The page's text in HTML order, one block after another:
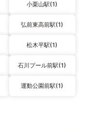
小栗山駅(1)
弘前東高前駅(1)
松木平駅(1)
石川プール前駅(1)
運動公園前駅(1)